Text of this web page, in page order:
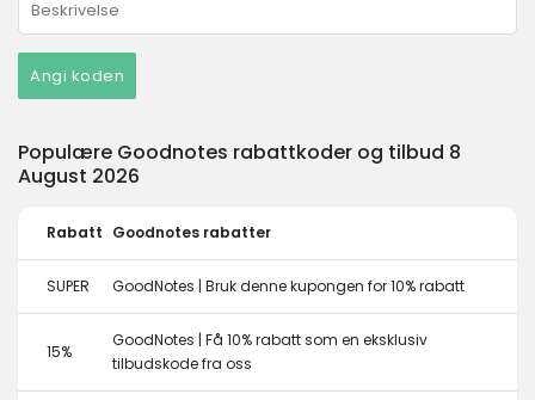
Angi koden
Populære Goodnotes rabattkoder og tilbud 8
August 2026
Rabatt Goodnotes rabatter
SUPER GoodNotes | Bruk denne kupongen for 10% rabatt
15%
GoodNotes | Få 10% rabatt som en eksklusiv
tilbudskode fra oss